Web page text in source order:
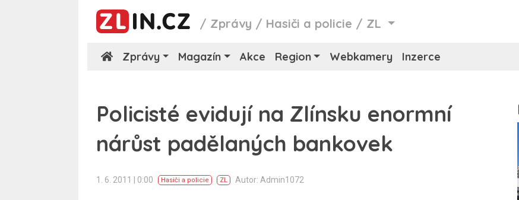
/ Zprávy / Hasiči a policie / ZL
Zprávy Magazín Akce Region Webkamery Inzerce
Policisté evidují na Zlínsku enormní
nárůst padělaných bankovek
1. 6. 2011 | 0:00 Hasiči a policie ZL Autor: Admin1072